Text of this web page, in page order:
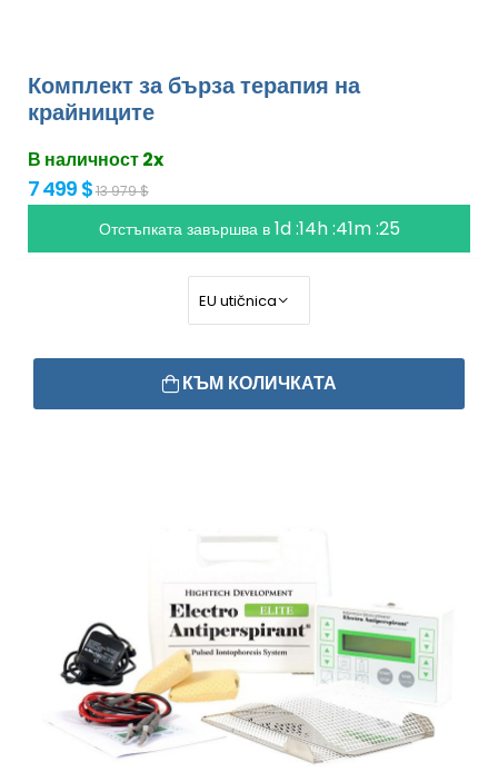
Комплект за бърза терапия на
крайниците
В наличност 2x
7 499 $13 979 $
Отстъпката завършва в 1d :14h :41m :25
КЪМ КОЛИЧКАТА